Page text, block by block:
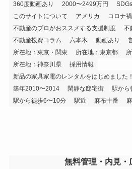
360度動画あり
2000〜2499万円 SDGs
このサイトについて
アメリカ
コロナ
不動産のプロがおススメする支援制度
不
不動産投資コラム
六本木 動画あり
所在地：東京・関東
所在地：東京都
所在地：神奈川県
採用情報
新品の家具家電のレンタルをはじめました！
築年2010〜2014
閑静な邸宅街
駅から
駅から徒歩6〜10分
駅近 麻布十番
無料管理・内見・